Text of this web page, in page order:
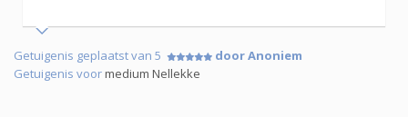
Getuigenis geplaatst van 5
door Anoniem
Getuigenis voormedium Nellekke